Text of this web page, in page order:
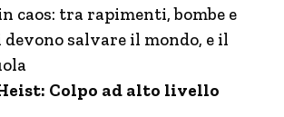
caos: tra rapimenti, bombe e
salvare il mondo, e il
Colpo ad alto livello